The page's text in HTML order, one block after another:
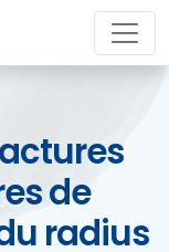
de
radius